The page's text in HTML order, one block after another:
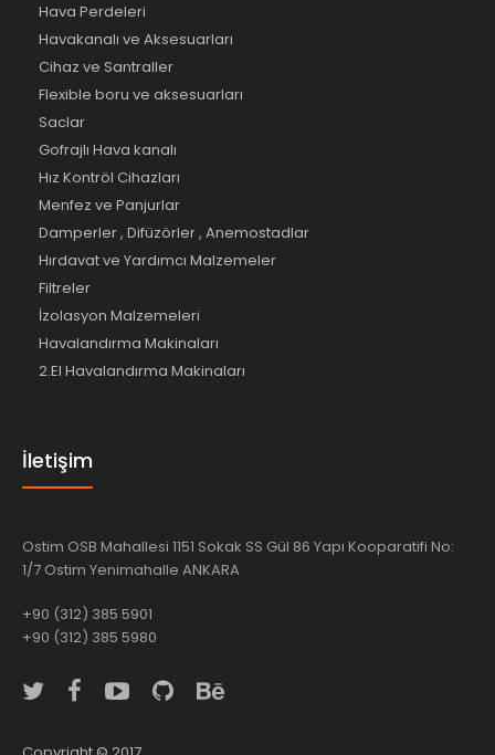
Hava Perdeleri
Havakanalı ve Aksesuarları
Cihaz ve Santraller
Flexible boru ve aksesuarları
Saclar
Gofrajlı Hava kanalı
Hız Kontröl Cihazları
Menfez ve Panjurlar
Damperler , Difüzörler , Anemostadlar
Hırdavat ve Yardımcı Malzemeler
Filtreler
İzolasyon Malzemeleri
Havalandırma Makinaları
2.El Havalandırma Makinaları
İletişim
Ostim OSB Mahallesi 1151 Sokak SS Gül 86 Yapı Kooparatifi No:
1/7 Ostim Yenimahalle ANKARA
+90 (312) 385 5901
+90 (312) 385 5980